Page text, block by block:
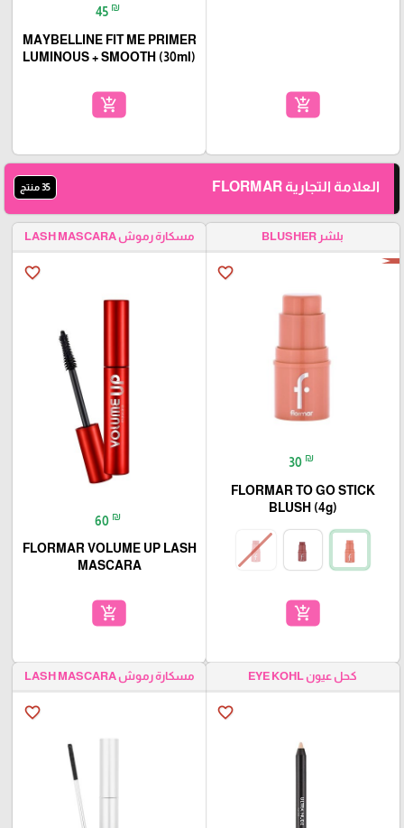
add_shopping_cart
45 ₪
MAYBELLINE FIT ME PRIMER
LUMINOUS + SMOOTH (30ml)
add_shopping_cart
العلامة التجارية FLORMAR 35 منتج
بلشر BLUSHER
favorite_border
30 ₪
FLORMAR TO GO STICK
BLUSH (4g)
add_shopping_cart
مسكارة رموش LASH MASCARA
favorite_border
60 ₪
FLORMAR VOLUME UP LASH
MASCARA
add_shopping_cart
كحل عيون EYE KOHL
favorite_border
مسكارة رموش LASH MASCARA
favorite_border